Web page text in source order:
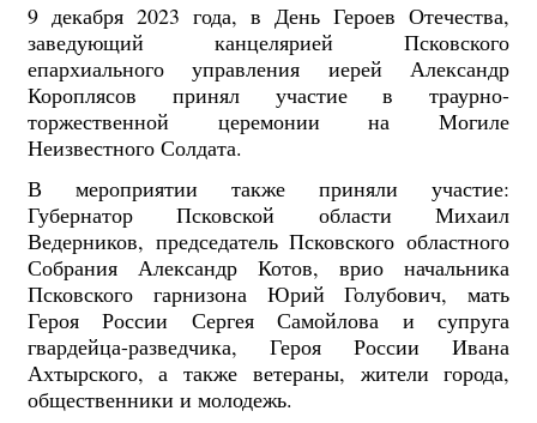
9 декабря 2023 года, в День Героев Отечества,
заведующий канцелярией Псковского
епархиального управления иерей Александр
Короплясов принял участие в траурно-
торжественной церемонии на Могиле
Неизвестного Солдата.
В мероприятии также приняли участие:
Губернатор Псковской области Михаил
Ведерников, председатель Псковского областного
Собрания Александр Котов, врио начальника
Псковского гарнизона Юрий Голубович, мать
Героя России Сергея Самойлова и супруга
гвардейца-разведчика, Героя России Ивана
Ахтырского, а также ветераны, жители города,
общественники и молодежь.